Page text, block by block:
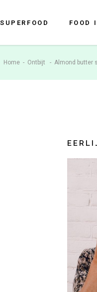
FOOD
Home - Ontbijt - Almond butter